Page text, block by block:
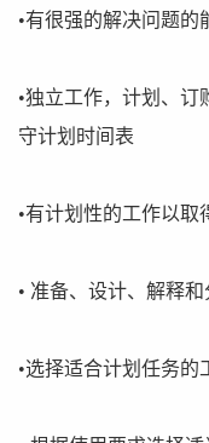
•有很强的解决问题的
•独立工作，计划、
守计划时间表
•有计划性的工作以取
• 准备、设计、解释
•选择适合计划任务的